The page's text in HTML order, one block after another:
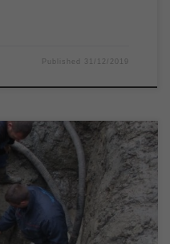
Published 31/12/2019
магистралном воду градске
Уколико не дође до
су да ће квар бити
„Водовод и канализација“